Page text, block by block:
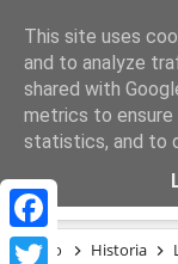
Facebook
EL INICIO
Inicio Historia
This site uses
and to analyze
shared with
metrics to ensure
statistics, and to